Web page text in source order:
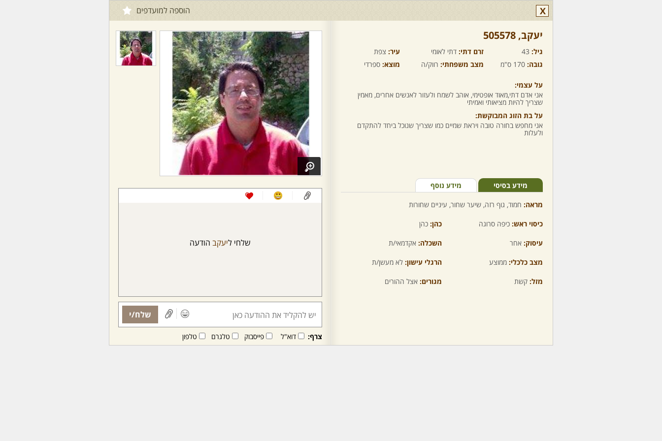
X הוספה למועדפים
יעקב,‏ 505578
גיל: 43 זרם דתי: דתי לאומי עיר: צפת
גובה: 170 ס"מ מצב משפחתי: רווק/ה מוצא: ספרדי
על עצמי:
אני אדם דתי,מאוד אופטימי, אוהב לשמח ולעזור לאנשים אחרים, מאמין
שצריך להיות מציאותי ואמיתי
על בת הזוג המבוקשת:
אני מחפש בחורה טובה ויראת שמיים כמו שצריך שנוכל ביחד להתקדם
ולעלות
מידע בסיסי מידע נוסף
מראה: חמוד, גוף רזה, שיער שחור, עיניים שחורות
כיסוי ראש: כיפה סרוגה כהן: כהן
עיסוק: אחר השכלה: אקדמאי/ת
מצב כלכלי: ממוצע הרגלי עישון: לא מעשן/ת
מזל: קשת מגורים: אצל ההורים
שלחי ליעקב הודעה
שלח/י
צרף: דוא"ל פייסבוק טלגרם טלפון